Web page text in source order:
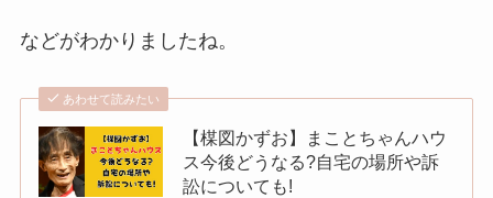
などがわかりましたね。
あわせて読みたい
【楳図かずお】まことちゃんハウ
ス今後どうなる?自宅の場所や訴
訟についても!